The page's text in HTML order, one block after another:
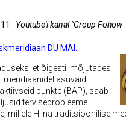
11 Youtube'i kanal "Group Fohow
DU MAI.
et õigesti mõjutades
meridiaanidel asuvaid
punkte (BAP), saab
terviseprobleeme.
millele Hiina traditsioonilise